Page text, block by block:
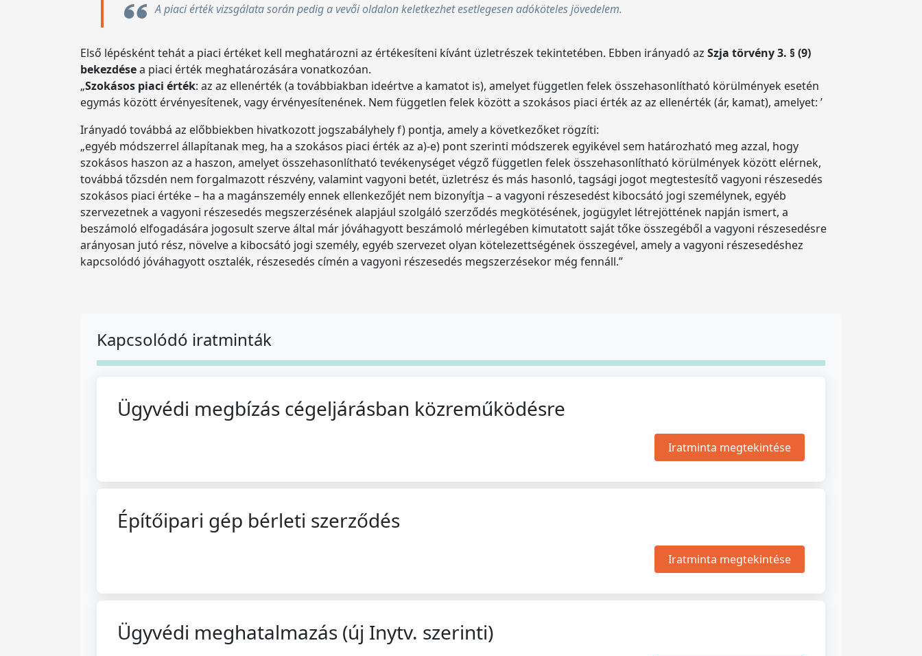
A piaci érték vizsgálata során pedig a vevői oldalon keletkezhet esetlegesen adóköteles jövedelem.
Első lépésként tehát a piaci értéket kell meghatározni az értékesíteni kívánt üzletrészek tekintetében. Ebben irányadó az Szja törvény 3. § (9)
bekezdésea piaci érték meghatározására vonatkozóan.
„Szokásos piaci érték: az az ellenérték (a továbbiakban ideértve a kamatot is), amelyet független felek összehasonlítható körülmények esetén
egymás között érvényesítenek, vagy érvényesítenének. Nem független felek között a szokásos piaci érték az az ellenérték (ár, kamat), amelyet: ’
Irányadó továbbá az előbbiekben hivatkozott jogszabályhely f) pontja, amely a következőket rögzíti:
„egyéb módszerrel állapítanak meg, ha a szokásos piaci érték az a)-e) pont szerinti módszerek egyikével sem határozható meg azzal, hogy
szokásos haszon az a haszon, amelyet összehasonlítható tevékenységet végző független felek összehasonlítható körülmények között elérnek,
továbbá tőzsdén nem forgalmazott részvény, valamint vagyoni betét, üzletrész és más hasonló, tagsági jogot megtestesítő vagyoni részesedés
szokásos piaci értéke – ha a magánszemély ennek ellenkezőjét nem bizonyítja – a vagyoni részesedést kibocsátó jogi személynek, egyéb
szervezetnek a vagyoni részesedés megszerzésének alapjául szolgáló szerződés megkötésének, jogügylet létrejöttének napján ismert, a
beszámoló elfogadására jogosult szerve által már jóváhagyott beszámoló mérlegében kimutatott saját tőke összegéből a vagyoni részesedésre
arányosan jutó rész, növelve a kibocsátó jogi személy, egyéb szervezet olyan kötelezettségének összegével, amely a vagyoni részesedéshez
kapcsolódó jóváhagyott osztalék, részesedés címén a vagyoni részesedés megszerzésekor még fennáll.”
Kapcsolódó iratminták
Ügyvédi megbízás cégeljárásban közreműködésre
Iratminta megtekintése
Építőipari gép bérleti szerződés
Iratminta megtekintése
Ügyvédi meghatalmazás (új Inytv. szerinti)